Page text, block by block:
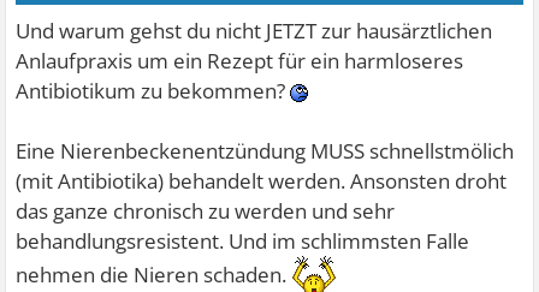
Und warum gehst du nicht JETZT zur hausärztlichen
Anlaufpraxis um ein Rezept für ein harmloseres
Antibiotikum zu bekommen?
Eine Nierenbeckenentzündung MUSS schnellstmölich
(mit Antibiotika) behandelt werden. Ansonsten droht
das ganze chronisch zu werden und sehr
behandlungsresistent. Und im schlimmsten Falle
nehmen die Nieren schaden.